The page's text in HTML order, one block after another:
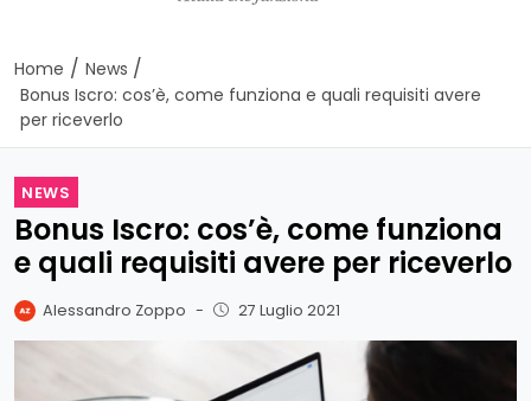
Home / News /
Bonus Iscro: cos’è, come funziona e quali requisiti avere
per riceverlo
NEWS
Bonus Iscro: cos’è, come funziona
e quali requisiti avere per riceverlo
Alessandro Zoppo - 27 Luglio 2021